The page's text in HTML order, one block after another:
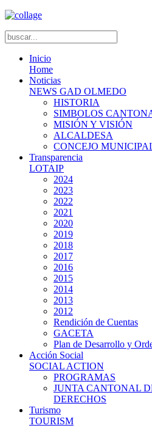
Inicio
Home
Noticias
NEWS GAD OLMEDO
HISTORIA
SIMBOLOS
MISIÓN Y VISIÓN
ALCALDESA
CONCEJO
Transparencia
LOTAIP
2024
2023
2022
2021
2020
2019
2018
2017
2016
2015
2014
2013
2012
Rendición de Cuentas
GACETA
Plan de Desarrollo y
Acción Social
SOCIAL ACTION
PROGRAMAS
JUNTA CANTONAL
DERECHOS
Turismo
TOURISM